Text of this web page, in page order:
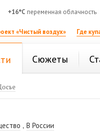
+16°C переменная облачность
«Чистый воздух» Где
Сюжеты
,В России